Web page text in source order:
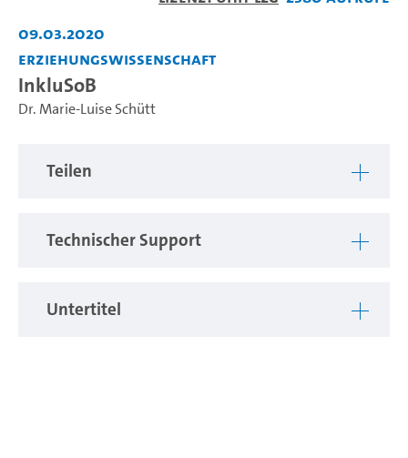
09.03.2020
Erziehungswissenschaft
InkluSoB
Dr. Marie-Luise Schütt
Teilen
Technischer Support
Untertitel